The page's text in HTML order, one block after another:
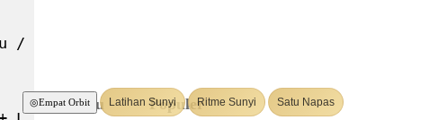
/
Terbaru Populer
◎Empat Orbit Latihan Sunyi Ritme Sunyi Satu Napas